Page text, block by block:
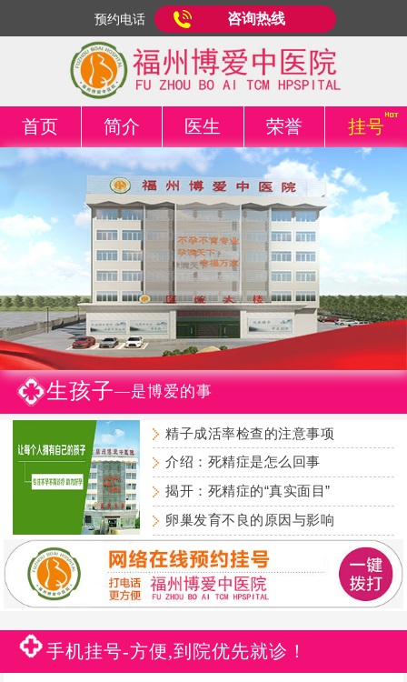
预约电话 咨询热线
首页 简介 医生 荣誉 挂号
生孩子—是博爱的事
精子成活率检查的注意事项
介绍：死精症是怎么回事
揭开：死精症的“真实面目”
卵巢发育不良的原因与影响
手机挂号-方便,到院优先就诊！